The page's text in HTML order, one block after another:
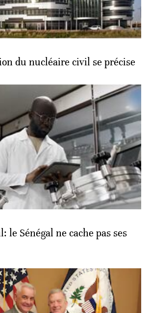
du nucléaire civil se précise
le Sénégal ne cache pas ses